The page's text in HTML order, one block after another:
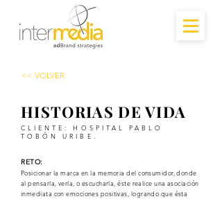
HISTORIAS DE VIDA
CLIENTE: HOSPITAL PABLO
TOBÓN URIBE.
RETO:
Posicionar la marca en la memoria del consumidor, donde
al pensarla, verla, o escucharla, éste realice una asociación
inmediata con emociones positivas, logrando que ésta
<< VOLVER